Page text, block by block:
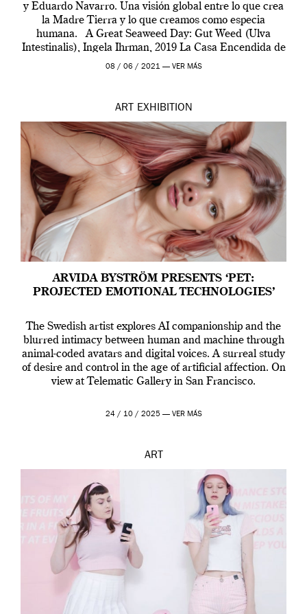
y Eduardo Navarro. Una visión global entre lo que crea
la Madre Tierra y lo que creamos como especia
humana. A Great Seaweed Day: Gut Weed (Ulva
Intestinalis), Ingela Ihrman, 2019 La Casa Encendida de
Madrid y la Wellcome […]
08 / 06 / 2021 — VER MÁS
ART EXHIBITION
ARVIDA BYSTRÖM PRESENTS ‘PET:
PROJECTED EMOTIONAL TECHNOLOGIES’
The Swedish artist explores AI companionship and the
blurred intimacy between human and machine through
animal-coded avatars and digital voices. A surreal study
of desire and control in the age of artificial affection. On
view at Telematic Gallery in San Francisco.
24 / 10 / 2025 — VER MÁS
ART